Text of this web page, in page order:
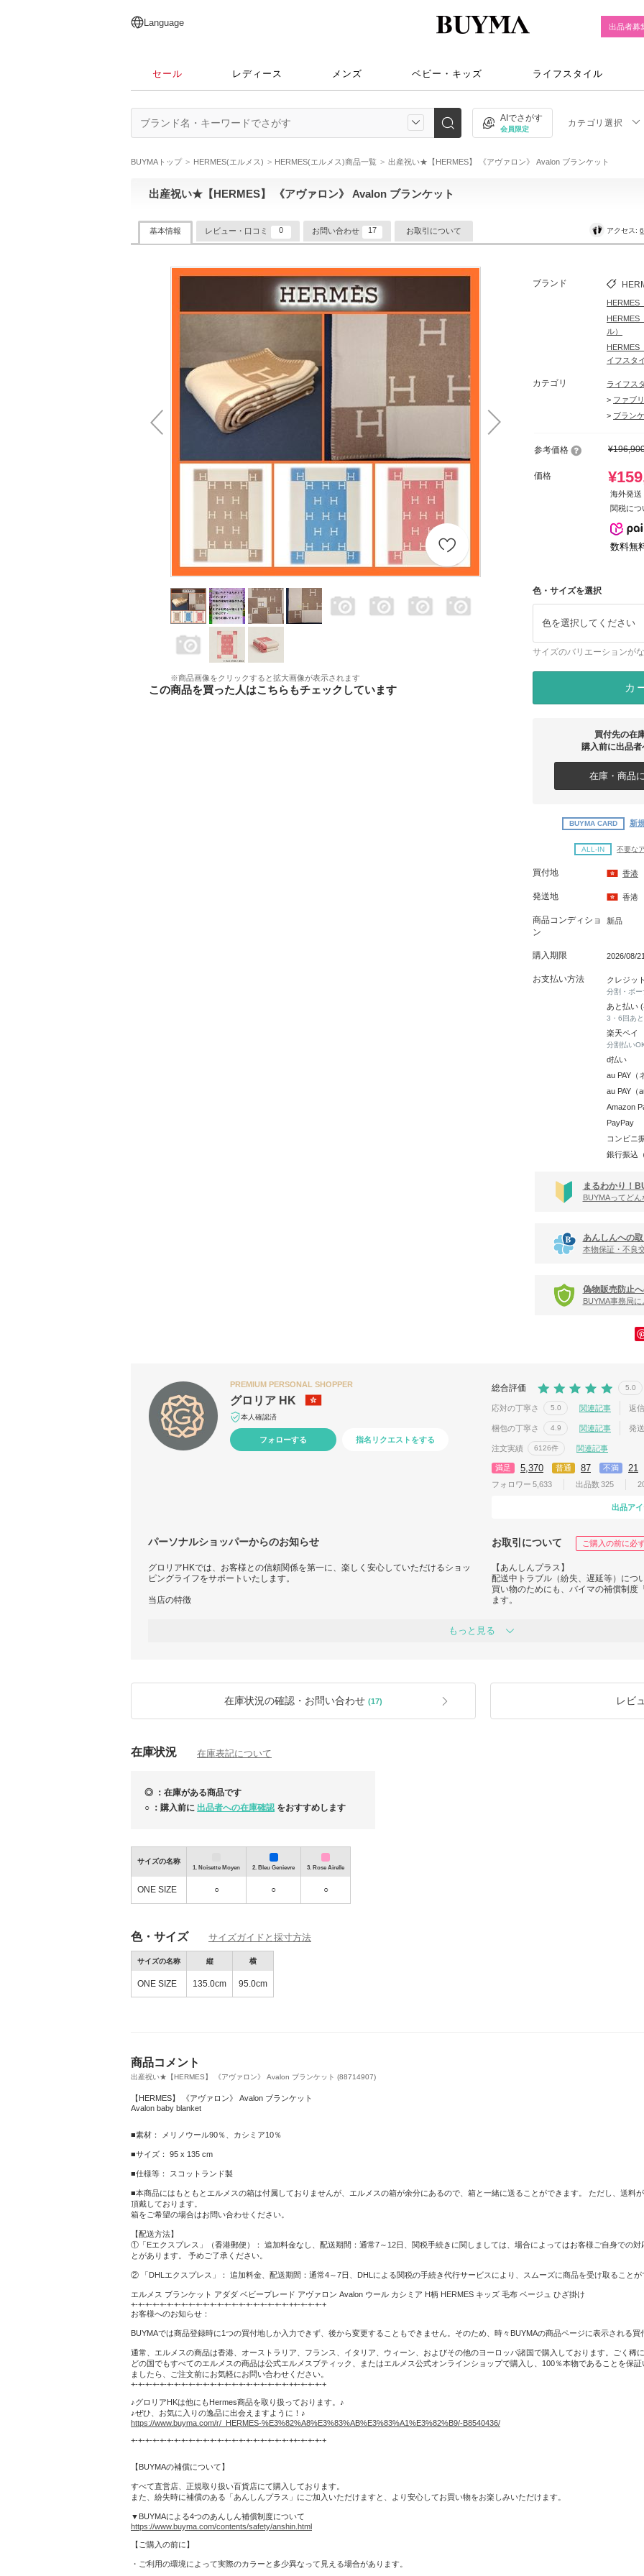
日本語
English
简体中文
繁體中文
Language 出品者募
セール レディース メンズ ベビー・キッズ ライフスタイル
AIでさがす
会員限定
カテゴリ選択
BUYMAトップ HERMES(エルメス) HERMES(エルメス)商品一覧 出産祝い★【HERMES】 《アヴァロン》 Avalon ブランケット
出産祝い★【HERMES】 《アヴァロン》 Avalon ブランケット
基本情報 レビュー・口コミ 0 お問い合わせ 17 お取引について アクセス:
※商品画像をクリックすると拡大画像が表示されます
この商品を買った人はこちらもチェックしています
ブランド
HERMES
HERMES
ル）
HERMES
イフスタ
カテゴリ
ライフス
> ファブ
> ブラン
参考価格
価格
海外発送
関税につ
数料無
色・サイズを選択
色を選択してください
サイズのバリエーションが
カ
買付先の在
購入前に出品者
在庫・商品
BUYMA CARD 新
ALL-IN 不要な
買付地 香港
発送地 香港
商品コンディショ
ン
新品
購入期限 2026/08/
お支払い方法 クレジッ
分割・ボー
あと払い
3・6回あ
楽天ペイ
分割払い
d払い
au PAY（
au PAY（
Amazon
PayPay
コンビニ
銀行振込
まるわかり！
BUYMAってど
あんしんへの
本物保証・不良
偽物販売防止
BUYMA事務局
PREMIUM PERSONAL SHOPPER
グロリア HK
本人確認済
フォローする 指名リクエストをする
総合評価 5.0
応対の丁寧さ 5.0 関連記事 返
梱包の丁寧さ 4.9 関連記事 発
注文実績 6126件 関連記事
満足 5,370 普通 87 不満 21
フォロワー 5,633 出品数 325
出品ア
パーソナルショッパーからのお知らせ お取引について ご購入の前に必
グロリアHKでは、お客様との信頼関係を第一に、楽しく安心していただけるショッ
ピングライフをサポートいたします。
当店の特徴
●全商品追跡番号付きで発送 : 商品の配送状況をリアルタイムでご確認いただけま
●お探しの商品リクエストも歓迎 : 出品していない商品でも全力でお探しいたしま
詳しくは「お取引について」をご覧ください。
合わせくださいませ。
【あんしんプラス】
配送中トラブル（紛失、遅延等）につ
買い物のためにも、バイマの補償制度
ます。
BUYMAの規定に基づき商品の到着時
場合も対応しております。ご希望の際
注文後のご購入者様のご都合による返
特別タイムセール＋クーポンでダブル割引をお楽し
みください！
もっと見る
在庫状況の確認・お問い合わせ (17) レビ
在庫状況 在庫表記について
◎ ：在庫がある商品です
○ ：購入前に 出品者への在庫確認 をおすすめします
サイズの名称
1. Noisette Moyen 2. Bleu Genievre 3. Rose Airelle
ONE SIZE ○ ○ ○
色・サイズ サイズガイドと採寸方法
サイズの名称 縦 横
ONE SIZE 135.0cm 95.0cm
商品コメント
出産祝い★【HERMES】 《アヴァロン》 Avalon ブランケット (88714907)
【HERMES】 《アヴァロン》 Avalon ブランケット
Avalon baby blanket
■素材： メリノウール90％、カシミア10％
■サイズ： 95 x 135 cm
■仕様等： スコットランド製
■本商品にはもともとエルメスの箱は付属しておりませんが、エルメスの箱が余分にあるので、箱と一緒に送ることができます。 ただし、送料
頂戴しております。
箱をご希望の場合はお問い合わせください。
【配送方法】
①「Eエクスプレス」（香港郵便）： 追加料金なし、配送期間：通常7～12日、関税手続きに関しましては、場合によってはお客様ご自身での
とがあります。 予めご了承ください。
② 「DHLエクスプレス」： 追加料金、配送期間：通常4～7日、DHLによる関税の手続き代行サービスにより、スムーズに商品を受け取ることが
エルメス ブランケット アダダ ベビープレード アヴァロン Avalon ウール カシミア H柄 HERMES キッズ 毛布 ベージュ ひざ掛け
+-+-+-+-+-+-+-+-+-+-+-+-+-+-+-+-+-+-+-+-+-+-++-+-+-+-+
お客様へのお知らせ：
BUYMAでは商品登録時に1つの買付地しか入力できず、後から変更することもできません。そのため、時々BUYMAの商品ページに表示される買
通常、エルメスの商品は香港、オーストラリア、フランス、イタリア、ウィーン、およびその他のヨーロッパ諸国で購入しております。ごく稀
どの国でもすべてのエルメスの商品は公式エルメスブティック、またはエルメス公式オンラインショップで購入し、100％本物であることを保
ましたら、ご注文前にお気軽にお問い合わせください。
+-+-+-+-+-+-+-+-+-+-+-+-+-+-+-+-+-+-+-+-+-+-++-+-+-+-+
♪グロリアHKは他にもHermes商品を取り扱っております。♪
♪ぜひ、お気に入りの逸品に出会えますように！♪
https://www.buyma.com/r/_HERMES-%E3%82%A8%E3%83%AB%E3%83%A1%E3%82%B9/-B8540436/
+-+-+-+-+-+-+-+-+-+-+-+-+-+-+-+-+-+-+-+-+-+-++-+-+-+-+
【BUYMAの補償について】
すべて直営店、正規取り扱い百貨店にて購入しております。
また、紛失時に補償のある「あんしんプラス」にご加入いただけますと、より安心してお買い物をお楽しみいただけます。
▼BUYMAによる4つのあんしん補償制度について
https://www.buyma.com/contents/safety/anshin.html
【ご購入の前に】
・ご利用の環境によって実際のカラーと多少異なって見える場合があります。